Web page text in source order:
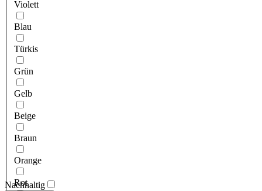
Violett
Blau
Türkis
Grün
Gelb
Beige
Braun
Orange
Rot
Nachhaltig